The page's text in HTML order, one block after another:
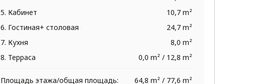
5. Кабинет
10,7 m²
6. Гостиная+ столовая
24,7 m²
7. Кухня
8,0 m²
8. Терраса
0,0 m² / 12,8 m²
Площадь этажа/общая площадь: 64,8 m² / 77,6 m²